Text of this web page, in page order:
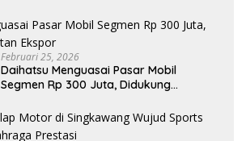
Februari 25, 2026
Daihatsu Menguasai Pasar Mobil
Segmen Rp 300 Juta, Didukung